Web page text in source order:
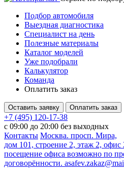
Подбор автомобиля
Выездная диагностика
Специалист на день
Полезные материалы
Каталог моделей
Уже подобрали
Калькулятор
Команда
Оплатить заказ
Оставить заявку Оплатить заказ
+7 (495) 120-17-38
с 09:00 до 20:00 без выходных
Контакты Москва. просп. Мира,
дом 101, строение 2, этаж 2, офис
посещение офиса возможно по
договорённости.